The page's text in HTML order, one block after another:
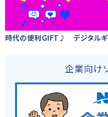
時代の便利GIFT♪ デジタルギ
企業向け